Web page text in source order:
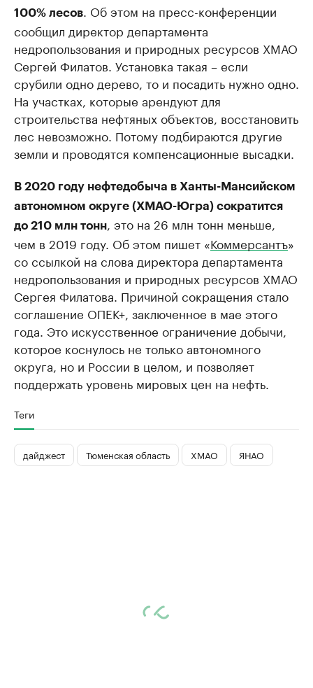
100% лесов
. Об этом на пресс-конференции
сообщил директор департамента
недропользования и природных ресурсов ХМАО
Сергей Филатов. Установка такая – если
срубили одно дерево, то и посадить нужно одно.
На участках, которые арендуют для
строительства нефтяных объектов, восстановить
лес невозможно. Потому подбираются другие
земли и проводятся компенсационные высадки.
В 2020 году нефтедобыча в Ханты-Мансийском
автономном округе (ХМАО-Югра) сократится
до 210 млн тонн , это на 26 млн тонн меньше,
чем в 2019 году. Об этом пишет «Коммерсантъ»
со ссылкой на слова директора департамента
недропользования и природных ресурсов ХМАО
Сергея Филатова. Причиной сокращения стало
соглашение ОПЕК+, заключенное в мае этого
года. Это искусственное ограничение добычи,
которое коснулось не только автономного
округа, но и России в целом, и позволяет
поддержать уровень мировых цен на нефть.
Теги
дайджест Тюменская область ХМАО ЯНАО